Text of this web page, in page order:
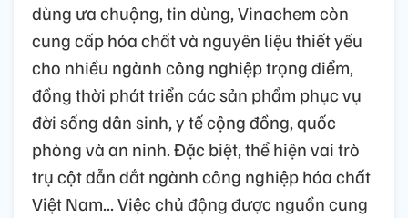
dùng ưa chuộng, tin dùng, Vinachem còn
cung cấp hóa chất và nguyên liệu thiết yếu
cho nhiều ngành công nghiệp trọng điểm,
đồng thời phát triển các sản phẩm phục vụ
đời sống dân sinh, y tế cộng đồng, quốc
phòng và an ninh. Đặc biệt, thể hiện vai trò
trụ cột dẫn dắt ngành công nghiệp hóa chất
Việt Nam... Việc chủ động được nguồn cung